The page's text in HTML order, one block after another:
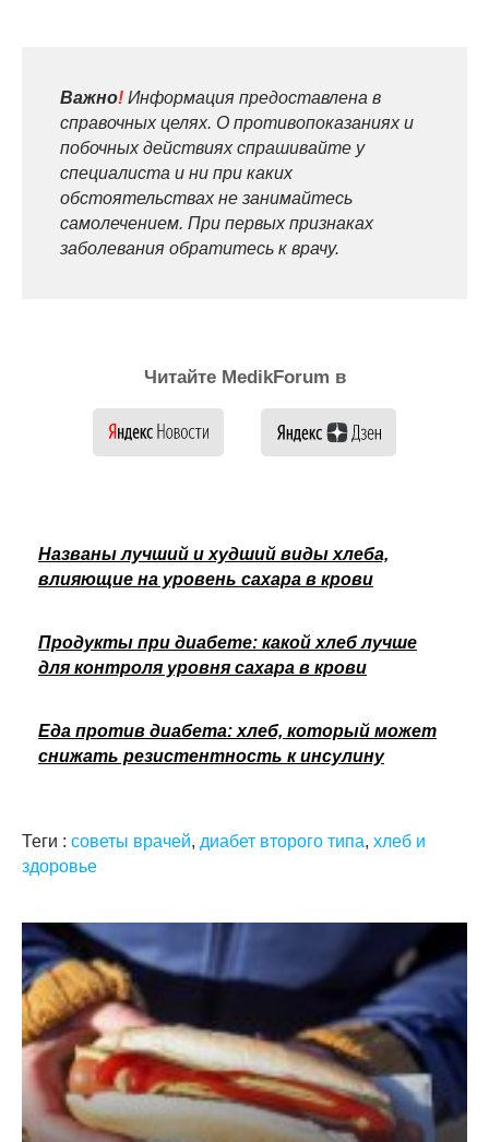
Важно! Информация предоставлена в
справочных целях. О противопоказаниях и
побочных действиях спрашивайте у
специалиста и ни при каких
обстоятельствах не занимайтесь
самолечением. При первых признаках
заболевания обратитесь к врачу.
Читайте MedikForum в
Названы лучший и худший виды хлеба,
влияющие на уровень сахара в крови
Продукты при диабете: какой хлеб лучше
для контроля уровня сахара в крови
Еда против диабета: хлеб, который может
снижать резистентность к инсулину
Теги : советы врачей, диабет второго типа, хлеб и
здоровье